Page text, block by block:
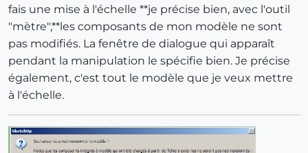
fais une mise à l'échelle **je précise bien, avec l'outil
"mètre",**les composants de mon modèle ne sont
pas modifiés. La fenêtre de dialogue qui apparaît
pendant la manipulation le spécifie bien. Je précise
également, c'est tout le modèle que je veux mettre
à l'échelle.